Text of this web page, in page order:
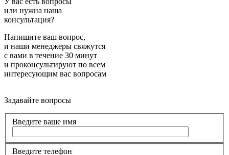
или нужна наша
консультация?
Напишите ваш вопрос,
и наши менеджеры свяжутся
с вами в течение 30 минут
и проконсультируют по всем
интересующим вас вопросам
Задавайте вопросы
Введите ваше имя
Введите телефон